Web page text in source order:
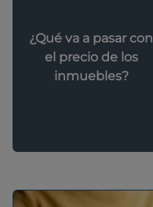
¿Qué va a pasar con
el precio de los
inmuebles?